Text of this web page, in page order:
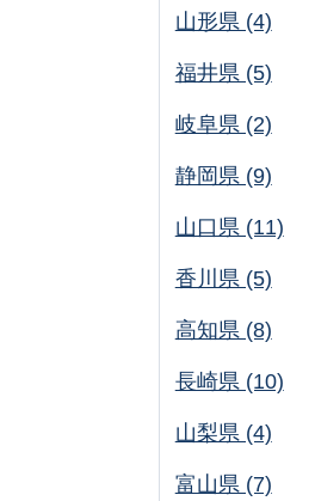
山形県 (4)
福井県 (5)
岐阜県 (2)
静岡県 (9)
山口県 (11)
香川県 (5)
高知県 (8)
長崎県 (10)
山梨県 (4)
富山県 (7)